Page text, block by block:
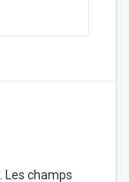
Les champs